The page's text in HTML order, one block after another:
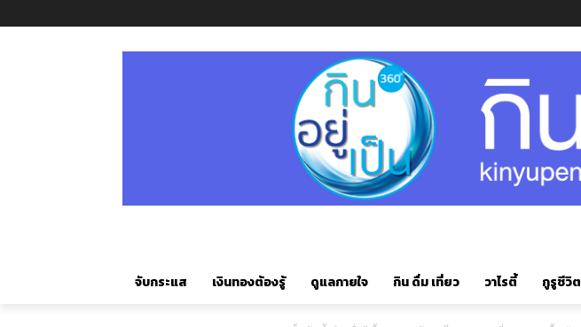
จับกระแส เงินทองต้องรู้ ดูแลกายใจ กิน ดื่ม เที่ยว วาไรตี้ กูรูชีวิต